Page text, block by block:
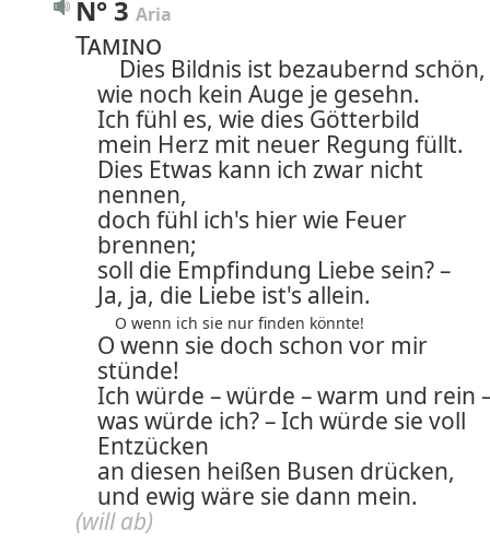
N° 3 Aria
Tamino
Dies Bildnis ist bezaubernd schön,
wie noch kein Auge je gesehn.
Ich fühl es, wie dies Götterbild
mein Herz mit neuer Regung füllt.
Dies Etwas kann ich zwar nicht
nennen,
doch fühl ich's hier wie Feuer
brennen;
soll die Empfindung Liebe sein? –
Ja, ja, die Liebe ist's allein.
O wenn ich sie nur finden könnte!
O wenn sie doch schon vor mir
stünde!
Ich würde – würde – warm und rein
was würde ich? – Ich würde sie voll
Entzücken
an diesen heißen Busen drücken,
und ewig wäre sie dann mein.
(will ab)